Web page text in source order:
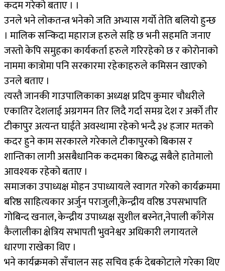
कदम गरेको बताए । ।
उनले भने लोकतन्त्र भनेको जति अभ्यास गर्याे तेति बलियो हुन्छ
। मालिक सन्किदा महाराज हरुले सहि छ भनी सहमति जनाए
जस्तो केपि समुहका कार्यकर्ता हरुले गरिरहेको छ र कोरोनाको
नाममा कात्रोमा पनि सरकारमा रहेकाहरुले कमिसन खाएको
उनले बताए ।
त्यस्तै जानकी गाउपालिकाका अध्यक्ष प्रदिप कुमार चौधरीले
एकातिर देशलाई अग्रगमन तिर लिदै गर्दा समग्र देश र अर्काे तीर
टीकापुर अत्यन्त घाईते अवस्थामा रहेको भन्दै ३४ हजार मतको
कदर हुने काम सरकारले गरेकाले टीकापुरको बिकास र
शान्तिका लागी असबैधानिक कदमका बिरुद्ध सबैले हातेमालो
आवश्यक रहेको बताए ।
समाजका उपाध्यक्ष मोहन उपाध्यायले स्वागत गरेको कार्यक्रममा
बरिष्ठ साहित्यकार अर्जुन पराजुली,केन्द्रीय वरिष्ठ उपसभापति
गोबिन्द खनाल, केन्द्रीय उपाध्यक्ष सुशील बस्नेत,नेपाली काँगेस
कैलालीका क्षेत्रिय सभापती भुवनेश्वर अधिकारी लगायतले
धारणा राखेका थिए ।
भने कार्यक्रमको सँचालन सह सचिव हर्क देबकोटाले गरेका थिए